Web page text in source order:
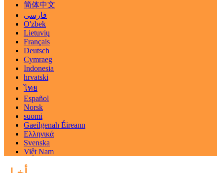
简体中文
فارسی
O'zbek
Lietuvių
Français
Deutsch
Cymraeg
Indonesia
hrvatski
ไทย
Español
Norsk
suomi
Gaeilgenah Éireann
Ελληνικά
Svenska
Việt Nam